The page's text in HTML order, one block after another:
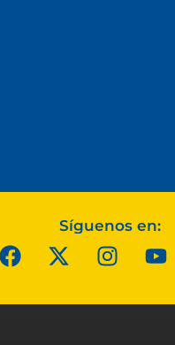
Síguenos en: